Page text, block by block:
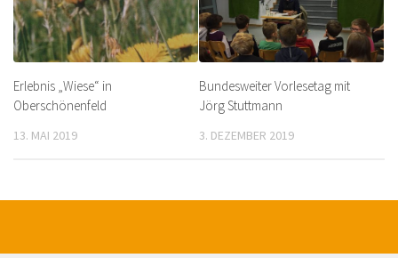
Erlebnis „Wiese“ in
Oberschönenfeld
13. MAI 2019
Bundesweiter Vorlesetag mit
Jörg Stuttmann
3. DEZEMBER 2019